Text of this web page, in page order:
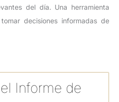
del día. Una herramienta
decisiones informadas de
Informe de